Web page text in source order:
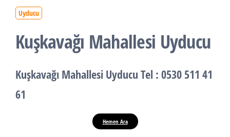
Uyducu
Kuşkavağı Mahallesi Uyducu
Kuşkavağı Mahallesi Uyducu Tel : 0530 511 41
61
Hemen Ara